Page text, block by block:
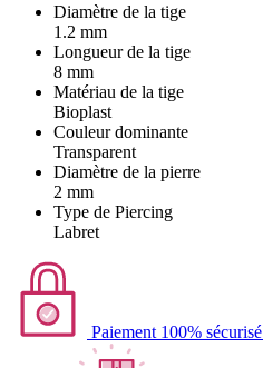
Diamètre de la tige
1.2 mm
Longueur de la tige
8 mm
Matériau de la tige
Bioplast
Couleur dominante
Transparent
Diamètre de la pierre
2 mm
Type de Piercing
Labret
Paiement 100% sécurisé